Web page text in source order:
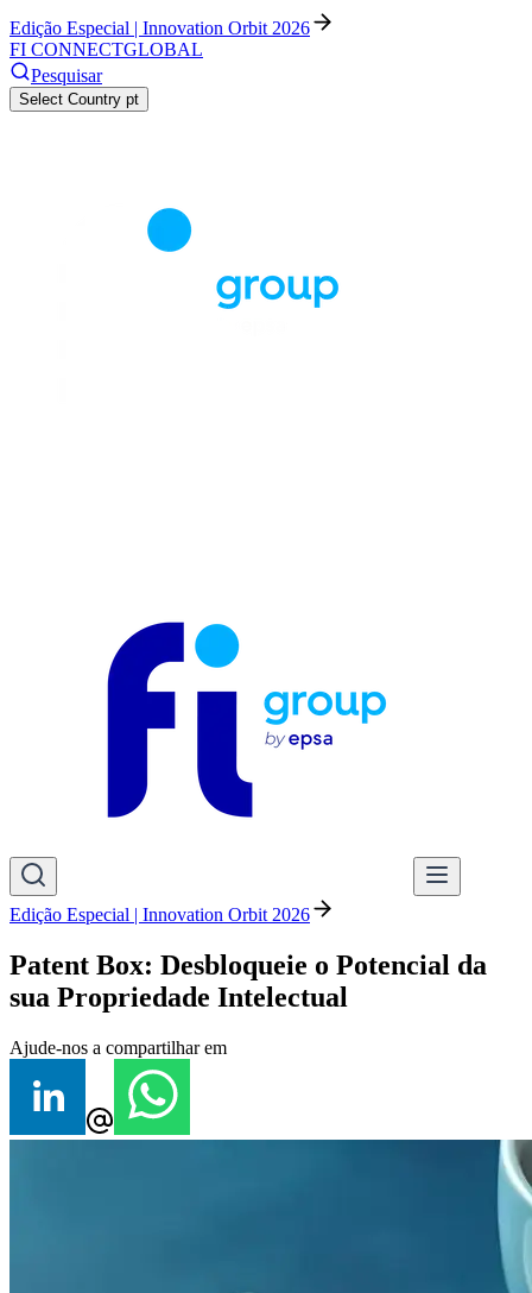
Edição Especial | Innovation Orbit 2026
FI CONNECTGLOBAL
Pesquisar
Select Country pt
Edição Especial | Innovation Orbit 2026
Patent Box: Desbloqueie o Potencial da
sua Propriedade Intelectual
Ajude-nos a compartilhar em